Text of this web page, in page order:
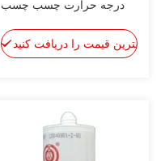
درجه حرارت چسب چسب
های غشایی الیاف توخالی
بهترین قیمت را دریافت کنید